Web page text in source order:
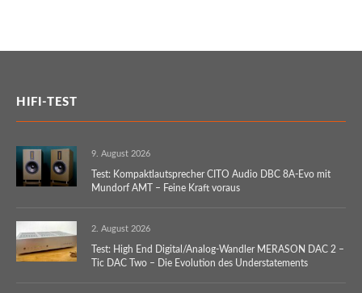
HIFI-TEST
9. August 2026
Test: Kompaktlautsprecher CITO Audio DBC 8A-Evo mit
Mundorf AMT – Feine Kraft voraus
2. August 2026
Test: High End Digital/Analog-Wandler MERASON DAC 2 –
Tic DAC Two – Die Evolution des Understatements